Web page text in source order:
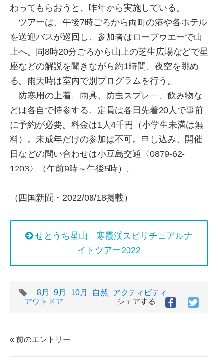
わってもらおうと、昨年から実施している。
ツアーは、午後7時ごろから両町の港や各ホテル
を送迎バスが巡回し、参加者はロープウエーで山
上へ。同8時20分ごろから山上の芝生広場などで星
座などの解説を聞きながら約1時間、夜空を眺め
る。雨天時は室内で別プログラムを行う。
防寒用の上着、雨具、防虫スプレー、飲み物な
どは各自で持参する。定員は各日先着20人で事前
に予約が必要。料金は1人4千円（小学生未満は無
料）。未成年だけの参加は不可。申し込み、開催
日などの問い合わせは小豆島交通〈0879-62-
1203〉（午前9時～午後5時）。
（四国新聞・2022/08/18掲載）
せとうち星山 寒霞渓スピリチュアルナ
イトツアー2022
タ
グ
8月 9月 10月 自然
アクティビティ
アウトドア
シェアする
Facebook
シ
す
シ
す
« 前のエントリー